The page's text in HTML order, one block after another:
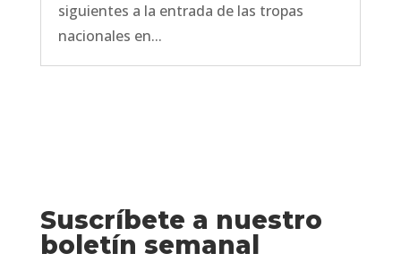
siguientes a la entrada de las tropas
nacionales en...
Suscríbete a nuestro
boletín semanal